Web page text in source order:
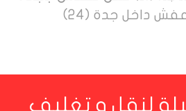
داخل جدة (24)
لنقل و تغليف